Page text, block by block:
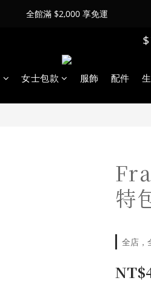
全館滿 $2,000 享免運
$
女士包款 服飾 配件
特
全店，